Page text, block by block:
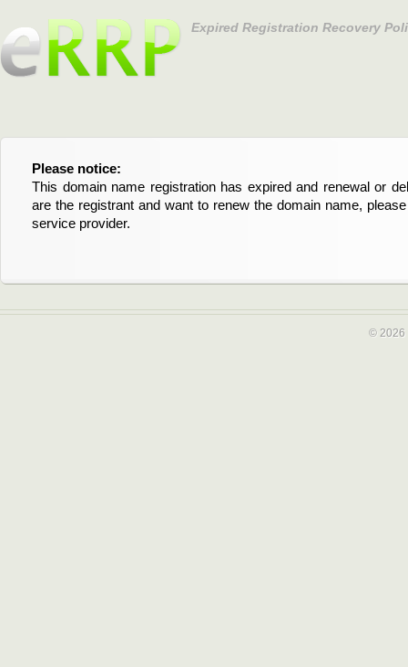
Expired Registration Recovery
Please notice:
This domain name registration has expired and renewal or
are the registrant and want to renew the domain name,
service provider.
Bitte beachten Sie:
Diese Domainregistrierung ist abgelaufen und die
Domain stehen an. Wenn Sie der Registrant sind und
verlängern möchten, kontaktieren Sie bitte Ihren Service-
© 2026